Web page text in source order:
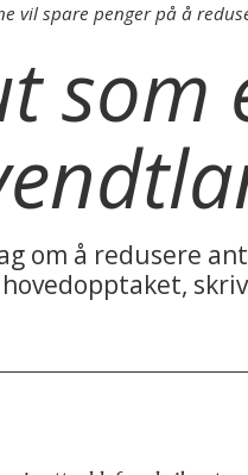
vil spare penger på å
som
om å redusere